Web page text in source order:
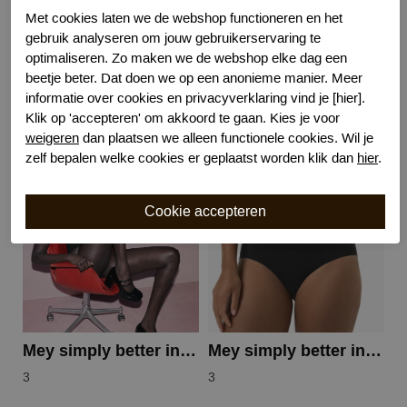
Kenmerk
Kenmerk
Katoenen kruisje
Gerelateerde producten
Mey simply better invisibles top
3
Mey simply better invisibles taille
3
Met cookies laten we de webshop functioneren en het
gebruik analyseren om jouw gebruikerservaring te
optimaliseren. Zo maken we de webshop elke dag een
beetje beter. Dat doen we op een anonieme manier. Meer
informatie over cookies en privacyverklaring vind je [hier].
Klik op 'accepteren' om akkoord te gaan. Kies je voor
weigeren dan plaatsen we alleen functionele cookies. Wil je
zelf bepalen welke cookies er geplaatst worden klik dan hier.